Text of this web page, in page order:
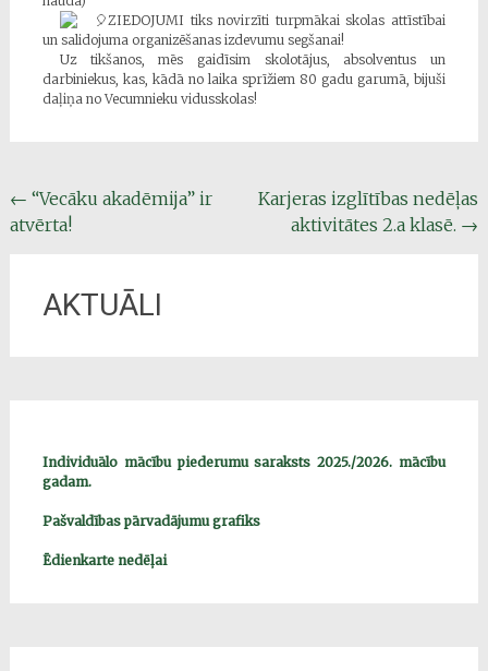
ZIEDOJUMI tiks novirzīti turpmākai skolas attīstībai
un salidojuma organizēšanas izdevumu segšanai!
Uz tikšanos, mēs gaidīsim skolotājus, absolventus un
darbiniekus, kas, kādā no laika sprīžiem 80 gadu garumā, bijuši
daļiņa no Vecumnieku vidusskolas!
Post
navigation
← “Vecāku akadēmija” ir
atvērta!
Karjeras izglītības nedēļas
aktivitātes 2.a klasē. →
AKTUĀLI
Individuālo mācību piederumu saraksts 2025./2026. mācību
gadam.
Pašvaldības pārvadājumu grafiks
Ēdienkarte nedēļai